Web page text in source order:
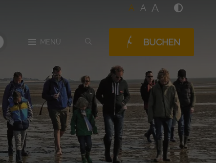
A A A
MENÜ BUCHEN